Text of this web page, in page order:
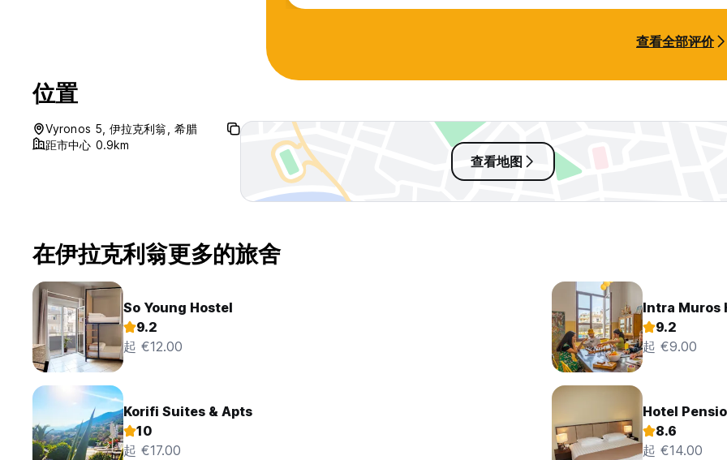
查看全部评价
位置
Vyronos 5, 伊拉克利翁, 希腊
距市中心 0.9km
查看地图
在伊拉克利翁更多的旅舍
So Young Hostel
9.2
起 €12.00
Intra Muros
9.2
起 €9.00
Korifi Suites & Apts
10
起 €17.00
Hotel
8.6
起 €14.00